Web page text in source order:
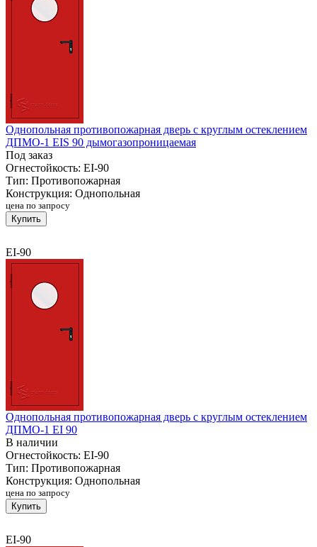
Однопольная противопожарная дверь с круглым остеклением
ДПМО-1 EIS 90 дымогазопроницаемая
Под заказ
Огнестойкость: EI-90
Тип: Противопожарная
Конструкция: Однопольная
цена по запросу
Купить
EI-90
Однопольная противопожарная дверь с круглым остеклением
ДПМО-1 EI 90
В наличии
Огнестойкость: EI-90
Тип: Противопожарная
Конструкция: Однопольная
цена по запросу
Купить
EI-90